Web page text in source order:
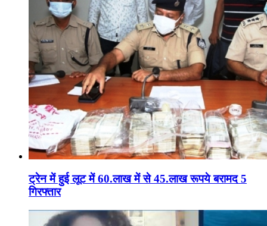
ट्रेन में हुई लूट में 60.लाख में से 45.लाख रूपये बरामद 5
गिरफ्तार